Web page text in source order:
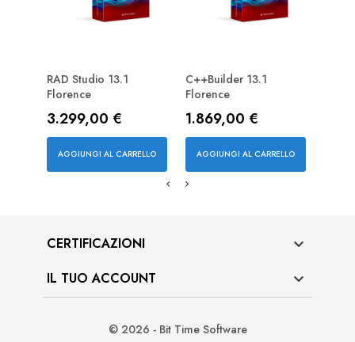
RAD Studio 13.1
Florence
Prezzo
3.299,00 €
AGGIUNGI AL CARRELLO
C++Builder 13.1
Florence
Prezzo
1.869,00 €
AGGIUNGI AL CARRELLO
CERTIFICAZIONI 
IL TUO ACCOUNT 
© 2026 - Bit Time Software